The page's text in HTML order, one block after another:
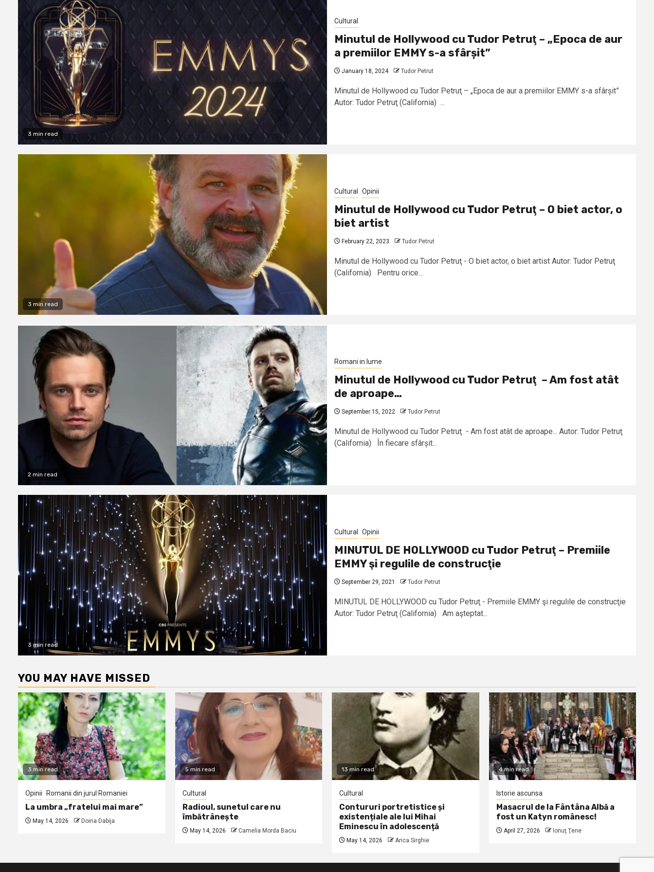
3 min read
Cultural
Minutul de Hollywood cu Tudor Petruţ – „Epoca de aur
a premiilor EMMY s-a sfârșit”
January 18, 2024 Tudor Petrut
Minutul de Hollywood cu Tudor Petruţ – „Epoca de aur a premiilor EMMY s-a sfârșit”
Autor: Tudor Petruţ (California) ...
3 min read
Cultural Opinii
Minutul de Hollywood cu Tudor Petruţ – O biet actor, o
biet artist
February 22, 2023 Tudor Petrut
Minutul de Hollywood cu Tudor Petruţ - O biet actor, o biet artist Autor: Tudor Petruţ
(California) Pentru orice...
2 min read
Romani in lume
Minutul de Hollywood cu Tudor Petruţ – Am fost atât
de aproape…
September 15, 2022 Tudor Petrut
Minutul de Hollywood cu Tudor Petruţ - Am fost atât de aproape... Autor: Tudor Petruţ
(California) În fiecare sfârșit...
3 min read
Cultural Opinii
MINUTUL DE HOLLYWOOD cu Tudor Petruţ – Premiile
EMMY şi regulile de construcţie
September 29, 2021 Tudor Petrut
MINUTUL DE HOLLYWOOD cu Tudor Petruţ - Premiile EMMY şi regulile de construcţie
Autor: Tudor Petruţ (California) Am aşteptat...
YOU MAY HAVE MISSED
3 min read
Opinii Romanii din jurul Romaniei
La umbra „fratelui mai mare”
May 14, 2026 Doina Dabija
5 min read
Cultural
Radioul, sunetul care nu
îmbătrânește
May 14, 2026 Camelia Morda Baciu
13 min read
Cultural
Contururi portretistice și
existențiale ale lui Mihai
Eminescu în adolescență
May 14, 2026 Anca Sirghie
4 min read
Istorie ascunsa
Masacrul de la Fântâna Albă a
fost un Katyn românesc!
April 27, 2026 Ionuţ Ţene